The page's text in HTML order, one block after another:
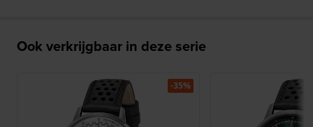
Ook verkrijgbaar in deze serie
-35%